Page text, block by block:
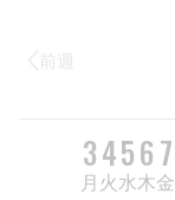
前週
3
月
4
火
5
水
6
木
7
金